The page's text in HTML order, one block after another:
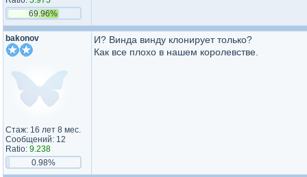
69.96%
bakonov
Стаж: 16 лет 8 мес.
Сообщений: 12
Ratio: 9.238
0.98%
И? Винда винду клонирует только?
Как все плохо в нашем королевстве.